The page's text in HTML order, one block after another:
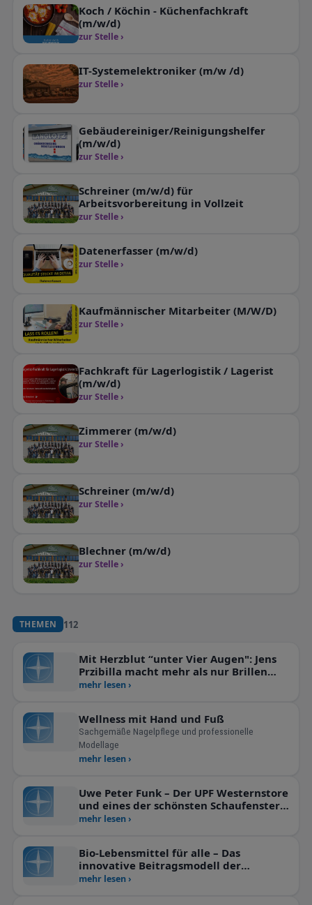
Koch / Köchin - Küchenfachkraft
(m/w/d)
zur Stelle ›
IT-Systemelektroniker (m/w /d)
zur Stelle ›
Gebäudereiniger/Reinigungshelfer
(m/w/d)
zur Stelle ›
Schreiner (m/w/d) für
Arbeitsvorbereitung in Vollzeit
zur Stelle ›
Datenerfasser (m/w/d)
zur Stelle ›
Kaufmännischer Mitarbeiter (M/W/D)
zur Stelle ›
Fachkraft für Lagerlogistik / Lagerist
(m/w/d)
zur Stelle ›
Zimmerer (m/w/d)
zur Stelle ›
Schreiner (m/w/d)
zur Stelle ›
Blechner (m/w/d)
zur Stelle ›
THEMEN 112
Mit Herzblut “unter Vier Augen": Jens
Przibilla macht mehr als nur Brillen
verkaufen!
mehr lesen ›
Wellness mit Hand und Fuß
Sachgemäße Nagelpflege und professionelle
Modellage
mehr lesen ›
Uwe Peter Funk – Der UPF Westernstore
und eines der schönsten Schaufenster
in Offenburg
mehr lesen ›
Bio-Lebensmittel für alle – Das
innovative Beitragsmodell der
RegioBund eG
mehr lesen ›